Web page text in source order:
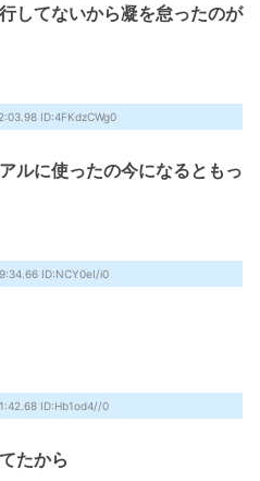
してないから凝を怠ったのが
ID:4FKdzCWg0
ルに使ったの今になるともっ
ID:NCY0eI/i0
ID:Hb1od4//0
たから